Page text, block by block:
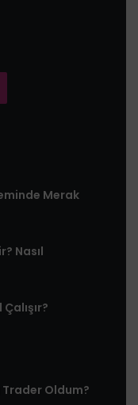
Merak
Nasıl
Oldum?